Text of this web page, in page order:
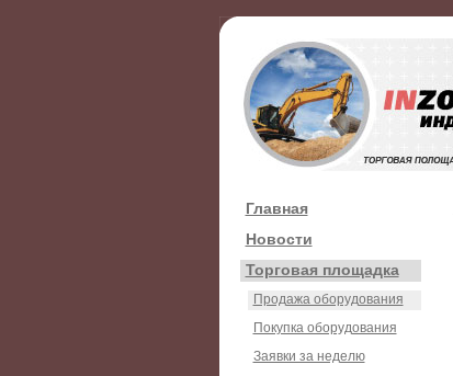
Главная
Новости
Торговая площадка
Продажа оборудования
Покупка оборудования
Заявки за неделю